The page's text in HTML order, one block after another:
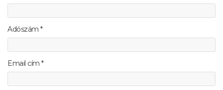
Adószám *
Email cím *